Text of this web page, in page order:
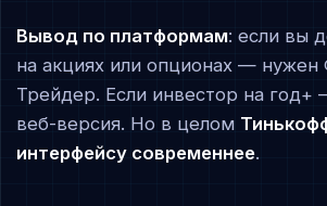
Вывод по платформам: если вы
на акциях или опционах —
Трейдер. Если инвестор на год+
веб-версия. Но в целом
интерфейсу современнее.